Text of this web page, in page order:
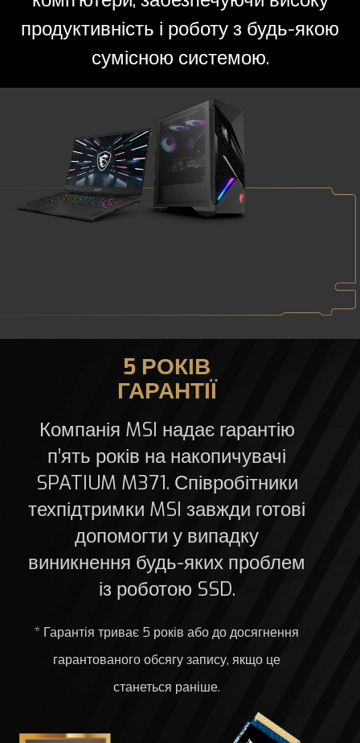
продуктивність і роботу з будь-якою
сумісною системою.
5 РОКІВ
ГАРАНТІЇ
Компанія MSI надає гарантію
п’ять років на накопичувачі
SPATIUM M371. Співробітники
техпідтримки MSI завжди готові
допомогти у випадку
виникнення будь-яких проблем
із роботою SSD.
* Гарантія триває 5 років або до досягнення
гарантованого обсягу запису, якщо це
станеться раніше.